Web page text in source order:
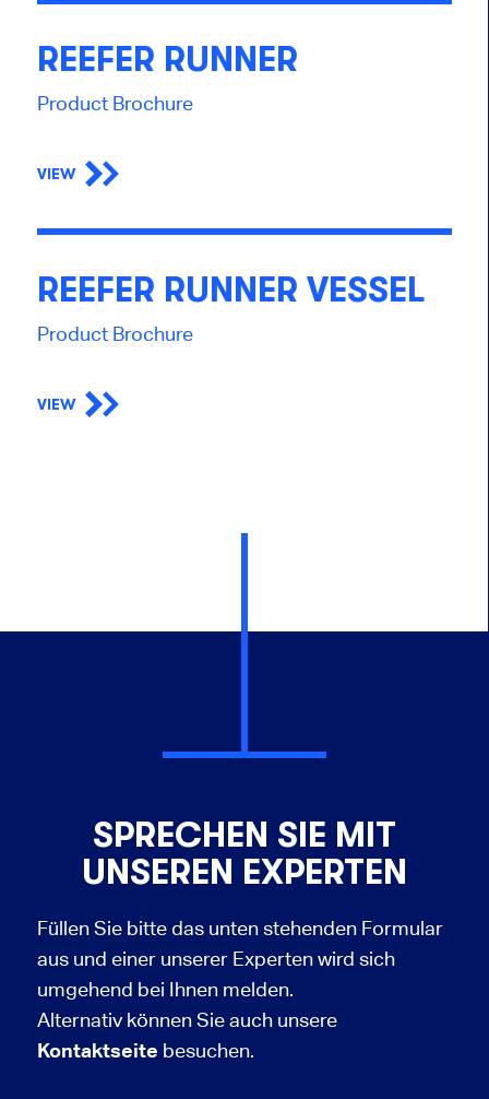
REEFER RUNNER
Product Brochure
VIEW
REEFER RUNNER VESSEL
Product Brochure
VIEW
SPRECHEN SIE MIT
UNSEREN EXPERTEN
Füllen Sie bitte das unten stehenden Formular
aus und einer unserer Experten wird sich
umgehend bei Ihnen melden.
Alternativ können Sie auch unsere
Kontaktseite besuchen.